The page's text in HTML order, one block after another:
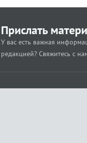
Прислать
У вас есть важная
редакцией? Свяжитесь с